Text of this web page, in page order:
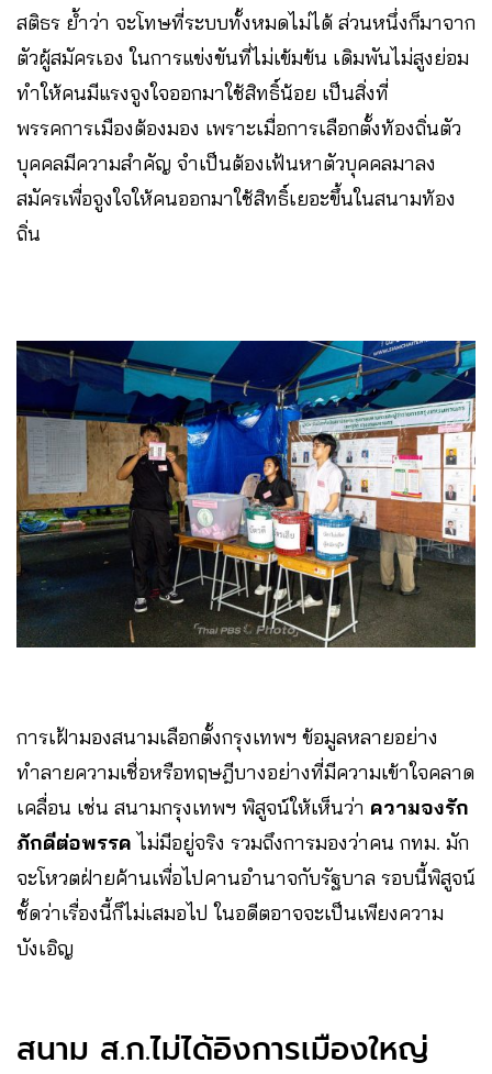
สติธร ย้ำว่า จะโทษที่ระบบทั้งหมดไม่ได้ ส่วนหนึ่งก็มาจาก
ตัวผู้สมัครเอง ในการแข่งขันที่ไม่เข้มข้น เดิมพันไม่สูงย่อม
ทำให้คนมีแรงจูงใจออกมาใช้สิทธิ์น้อย เป็นสิ่งที่
พรรคการเมืองต้องมอง เพราะเมื่อการเลือกตั้งท้องถิ่นตัว
บุคคลมีความสำคัญ จำเป็นต้องเฟ้นหาตัวบุคคลมาลง
สมัครเพื่อจูงใจให้คนออกมาใช้สิทธิ์เยอะขึ้นในสนามท้อง
ถิ่น
การเฝ้ามองสนามเลือกตั้งกรุงเทพฯ ข้อมูลหลายอย่าง
ทำลายความเชื่อหรือทฤษฎีบางอย่างที่มีความเข้าใจคลาด
เคลื่อน เช่น สนามกรุงเทพฯ พิสูจน์ให้เห็นว่า ความจงรัก
ภักดีต่อพรรค ไม่มีอยู่จริง รวมถึงการมองว่าคน กทม. มัก
จะโหวตฝ่ายค้านเพื่อไปคานอำนาจกับรัฐบาล รอบนี้พิสูจน์
ชั้ดว่าเรื่องนี้ก็ไม่เสมอไป ในอดีตอาจจะเป็นเพียงความ
บังเอิญ
สนาม ส.ก.ไม่ได้อิงการเมืองใหญ่